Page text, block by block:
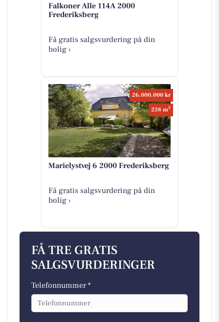
Falkoner Alle 114A 2000
Frederiksberg
Få gratis salgsvurdering på din
bolig ›
26.000.000 kr
238 m2
Marielystvej 6 2000 Frederiksberg
Få gratis salgsvurdering på din
bolig ›
FÅ TRE GRATIS
SALGSVURDERINGER
Telefonnummer *